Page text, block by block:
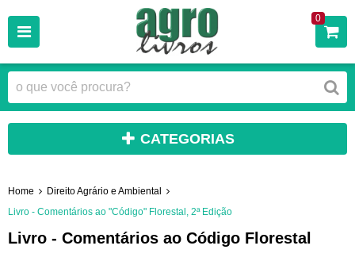
0
CATEGORIAS
Home
Direito Agrário e Ambiental
Livro - Comentários ao "Código" Florestal, 2ª Edição
Livro - Comentários ao Código Florestal